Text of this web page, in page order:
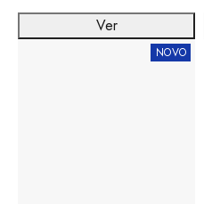
NOVO
Ver